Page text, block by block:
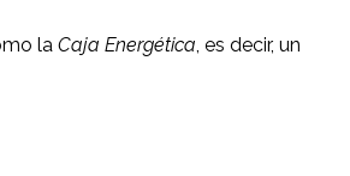
la Caja Energética, es decir, un